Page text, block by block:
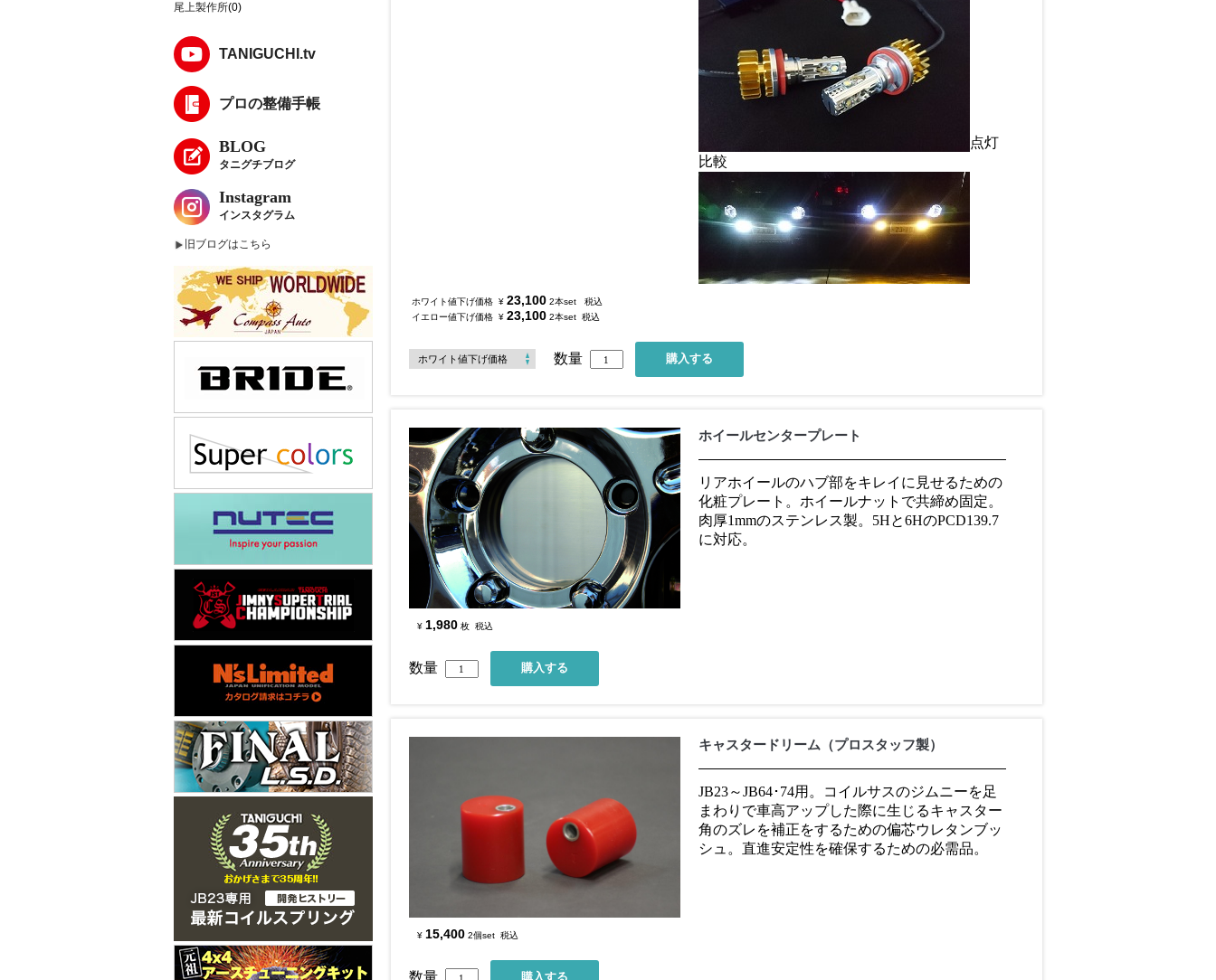
尾上製作所(0)
TANIGUCHI.tv
プロの整備手帳
BLOG
タニグチブログ
Instagram
インスタグラム
旧ブログはこちら
点灯
比較
ホワイト値下げ価格 ¥ 23,100 2本set
税込
イエロー値下げ価格 ¥ 23,100 2本set 税込
数量
ホイールセンタープレート
リアホイールのハブ部をキレイに見せるための
化粧プレート。ホイールナットで共締め固定。
肉厚1mmのステンレス製。5Hと6HのPCD139.7
に対応。
¥ 1,980 枚 税込
数量
キャスタードリーム（プロスタッフ製）
JB23～JB64･74用。コイルサスのジムニーを足
まわりで車高アップした際に生じるキャスター
角のズレを補正をするための偏芯ウレタンブッ
シュ。直進安定性を確保するための必需品。
¥ 15,400 2個set 税込
数量